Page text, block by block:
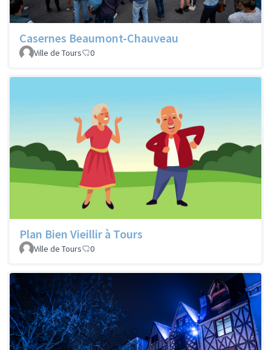
Casernes Beaumont-Chauveau
Ville de Tours 0
Plan Bien Vieillir à Tours
Ville de Tours 0